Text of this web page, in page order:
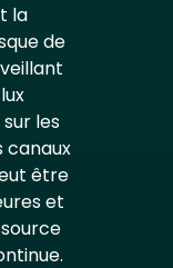
la
de
les
canaux
être
et